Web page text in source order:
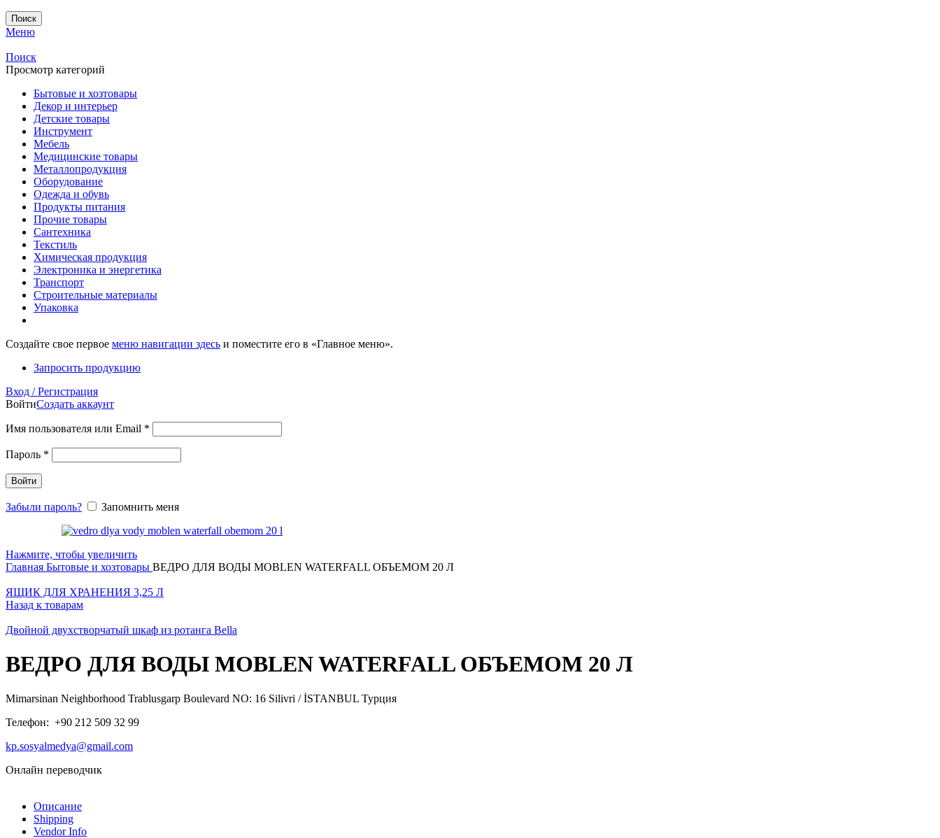
Поиск
Меню
Поиск
Просмотр категорий
Бытовые и хозтовары
Декор и интерьер
Детские товары
Инструмент
Мебель
Медицинские товары
Металлопродукция
Оборудование
Одежда и обувь
Продукты питания
Прочие товары
Сантехника
Текстиль
Химическая продукция
Электроника и энергетика
Транспорт
Строительные материалы
Упаковка
Создайте свое первое меню навигации здесь и поместите его в «Главное меню».
Запросить продукцию
Вход / Регистрация
ВойтиСоздать аккаунт
Имя пользователя или Email *
Пароль *
Войти
Забыли пароль? Запомнить меня
Нажмите, чтобы увеличить
Главная Бытовые и хозтовары ВЕДРО ДЛЯ ВОДЫ MOBLEN WATERFALL ОБЪЕМОМ 20 Л
ЯЩИК ДЛЯ ХРАНЕНИЯ 3,25 Л
Назад к товарам
Двойной двухстворчатый шкаф из ротанга Bella
ВЕДРО ДЛЯ ВОДЫ MOBLEN WATERFALL ОБЪЕМОМ 20 Л
Mimarsinan Neighborhood Trablusgarp Boulevard NO: 16 Silivri / İSTANBUL Турция
Телефон: +90 212 509 32 99
kp.sosyalmedya@gmail.com
Онлайн переводчик
Описание
Shipping
Vendor Info